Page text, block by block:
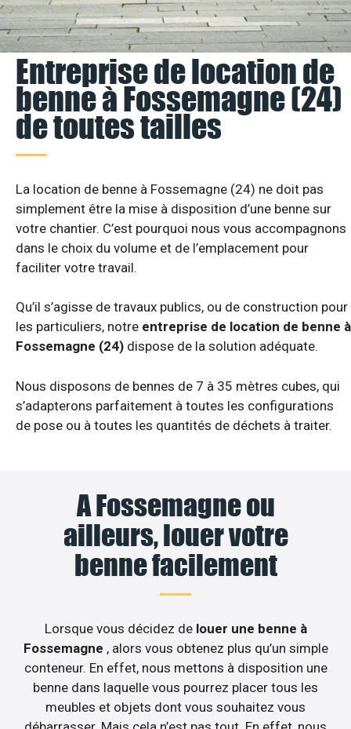
Entreprise de location de
benne à Fossemagne (24)
de toutes tailles
La location de benne à Fossemagne (24) ne doit pas
simplement être la mise à disposition d’une benne sur
votre chantier. C’est pourquoi nous vous accompagnons
dans le choix du volume et de l’emplacement pour
faciliter votre travail.
Qu’il s’agisse de travaux publics, ou de construction pour
les particuliers, notre entreprise de location de benne à
Fossemagne (24) dispose de la solution adéquate.
Nous disposons de bennes de 7 à 35 mètres cubes, qui
s’adapterons parfaitement à toutes les configurations
de pose ou à toutes les quantités de déchets à traiter.
A Fossemagne ou
ailleurs, louer votre
benne facilement
Lorsque vous décidez de louer une benne à
Fossemagne , alors vous obtenez plus qu’un simple
conteneur. En effet, nous mettons à disposition une
benne dans laquelle vous pourrez placer tous les
meubles et objets dont vous souhaitez vous